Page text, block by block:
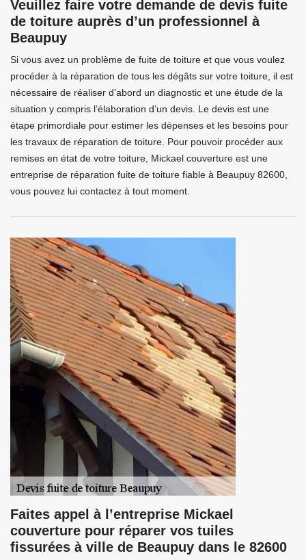
Veuillez faire votre demande de devis fuite
de toiture auprès d’un professionnel à
Beaupuy
Si vous avez un problème de fuite de toiture et que vous voulez
procéder à la réparation de tous les dégâts sur votre toiture, il est
nécessaire de réaliser d’abord un diagnostic et une étude de la
situation y compris l’élaboration d’un devis. Le devis est une
étape primordiale pour estimer les dépenses et les besoins pour
les travaux de réparation de toiture. Pour pouvoir procéder aux
remises en état de votre toiture, Mickael couverture est une
entreprise de réparation fuite de toiture fiable à Beaupuy 82600,
vous pouvez lui contactez à tout moment.
Faites appel à l’entreprise Mickael
couverture pour réparer vos tuiles
fissurées à ville de Beaupuy dans le 82600